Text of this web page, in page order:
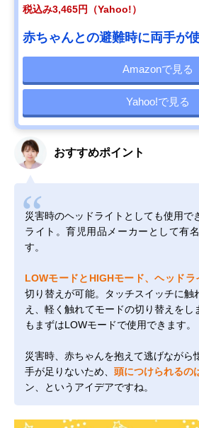
税込み3,465円（Yahoo!）
赤ちゃんとの避難時に両手が
Amazonで見る
Yahoo!で見る
おすすめポイント
災害時のヘッドライトとしても使用で
ライト。育児用品メーカーとして有
す。
LOWモードとHIGHモード、ヘッドラ
切り替えが可能。タッチスイッチに触
え、軽く触れてモードの切り替えをし
もまずはLOWモードで使用できます。
災害時、赤ちゃんを抱えて逃げながら
手が足りないため、 頭につけられるの
ン、というアイデアですね。